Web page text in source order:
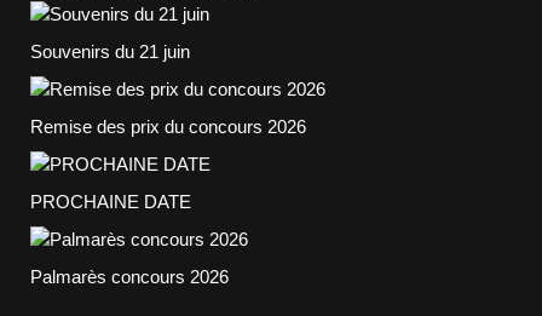
Souvenirs du 21 juin
Remise des prix du concours 2026
PROCHAINE DATE
Palmarès concours 2026